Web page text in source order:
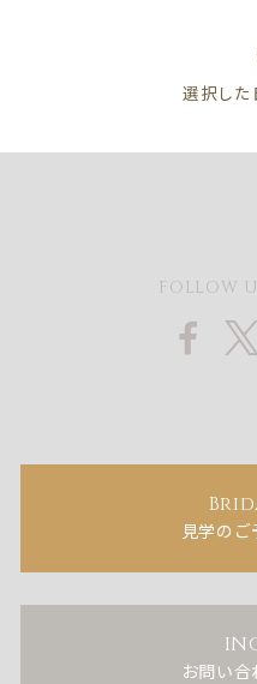
FOLLOW
見学の
お問い